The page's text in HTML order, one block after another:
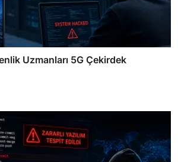
Uzmanları 5G Çekirdek